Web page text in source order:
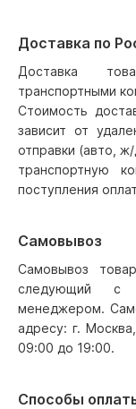
Доставка по
Доставка
транспортными
Стоимость
зависит от
отправки (авто,
транспортную
поступления
Самовывоз
Самовывоз
следующий с
менеджером.
адресу: г.
09:00 до 19:00.
Способы